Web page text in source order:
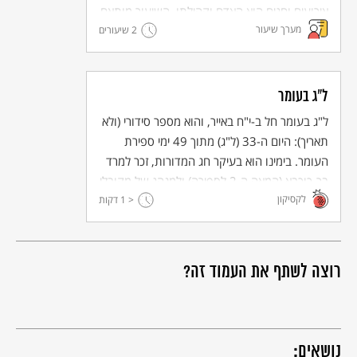
רוצה לשתף את העמוד זה?
אירועים וחגים הוא האדם וקהילתו. השיעור מותאם
ללמידה מרחוק, וגם ללמידה בכיתה.
מערך שיעור 2 שיעורים
ל"ג בעומר
ל"ג בעומר חל ב-י"ח באייר, והוא מספר סידורי (ולא
תאריך): היום ה-33 (ל"ג) מתוך 49 ימי ספירת
העומר. בימינו הוא בעיקר חג המדורות, זכר למרד
בר-כוכבא (המאה ה-2 לספירה) ולמנהג של מקובלי
צפת (המאה ה-16), המקיימים הילולה על קברו
של שמעון בר-יוחאי.
לקסיקון < 1 דקות
נושאים: